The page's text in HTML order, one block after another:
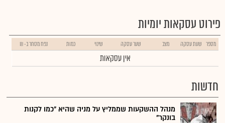
פירוט עסקאות יומיות
מספר שעת עסקה מצב שער עסקה שינוי כמות נפח מסחר ב- ₪
אין עסקאות
חדשות
מנהל ההשקעות שממליץ על מניה שהיא "כמו לקנות
בונקר"